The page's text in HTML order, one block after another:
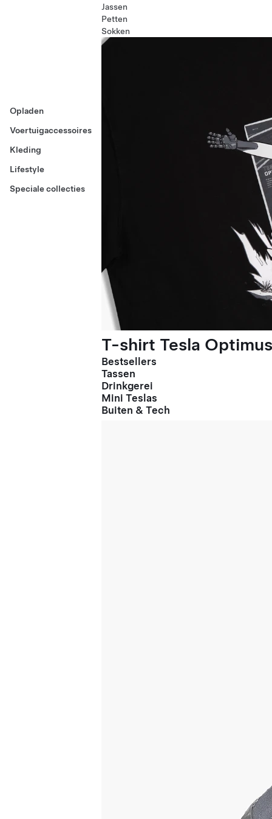
Opladen
Voertuigaccessoires
Kleding
Lifestyle
Speciale collecties
Jassen
Petten
Sokken
T-shirt Tesla
Bestsellers
Tassen
Drinkgerei
Mini Teslas
Buiten & Tech